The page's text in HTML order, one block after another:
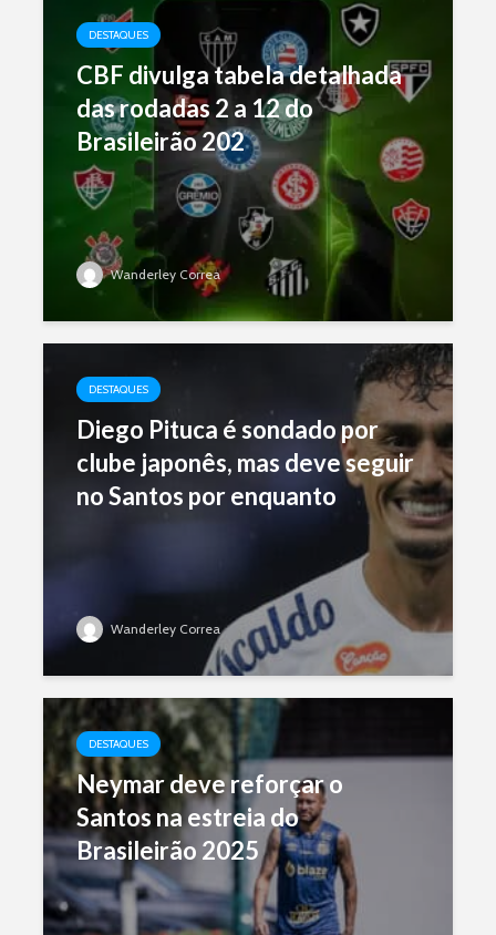
DESTAQUES
CBF divulga tabela detalhada
das rodadas 2 a 12 do
Brasileirão 202
Wanderley Correa
DESTAQUES
Diego Pituca é sondado por
clube japonês, mas deve seguir
no Santos por enquanto
Wanderley Correa
DESTAQUES
Neymar deve reforçar o
Santos na estreia do
Brasileirão 2025